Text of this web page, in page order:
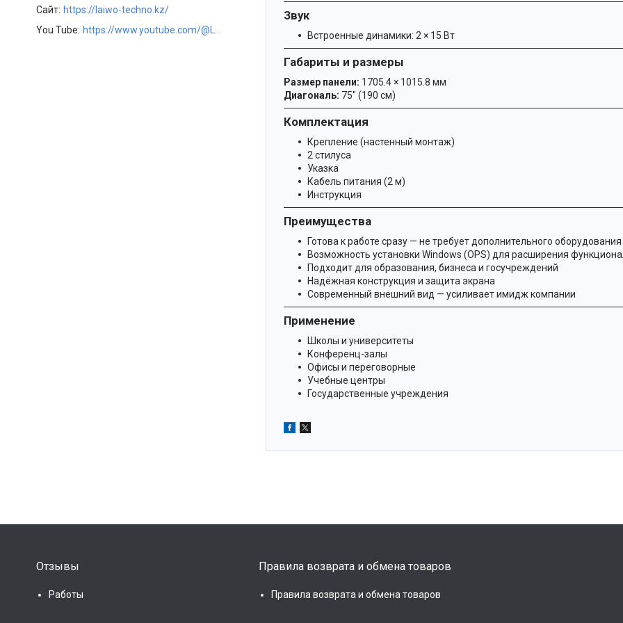
Звук
Встроенные динамики: 2 × 15 Вт
Габариты и размеры
Размер панели: 1705.4 × 1015.8 мм
Диагональ: 75″ (190 см)
Комплектация
Крепление (настенный монтаж)
2 стилуса
Указка
Кабель питания (2 м)
Инструкция
Преимущества
Готова к работе сразу — не требует дополнительного оборудования
Возможность установки Windows (OPS) для расширения
Подходит для образования, бизнеса и госучреждений
Надёжная конструкция и защита экрана
Современный внешний вид — усиливает имидж компании
Применение
Школы и университеты
Конференц-залы
Офисы и переговорные
Учебные центры
Государственные учреждения
Сайт https://laiwo-techno.kz/
You Tube
Отзывы
Работы
Правила возврата и обмена товаров
Правила возврата и обмена товаров